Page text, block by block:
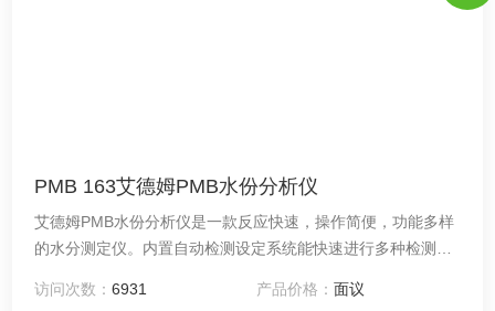
PMB 163艾德姆PMB水份分析仪
艾德姆PMB水份分析仪是一款反应快速，操作简便，功能多样
的水分测定仪。内置自动检测设定系统能快速进行多种检测而
的特性使他在水分测定上表现突出。 同时PMB系列还为水分分
访问次数：6931 产品价格： 面议